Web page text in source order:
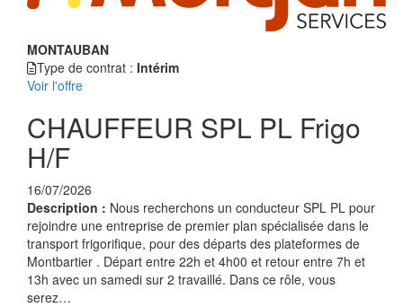
MONTAUBAN
Type de contrat : Intérim
Voir l'offre
CHAUFFEUR SPL PL Frigo
H/F
16/07/2026
Description : Nous recherchons un conducteur SPL PL pour
rejoindre une entreprise de premier plan spécialisée dans le
transport frigorifique, pour des départs des plateformes de
Montbartier . Départ entre 22h et 4h00 et retour entre 7h et
13h avec un samedi sur 2 travaillé. Dans ce rôle, vous
serez…